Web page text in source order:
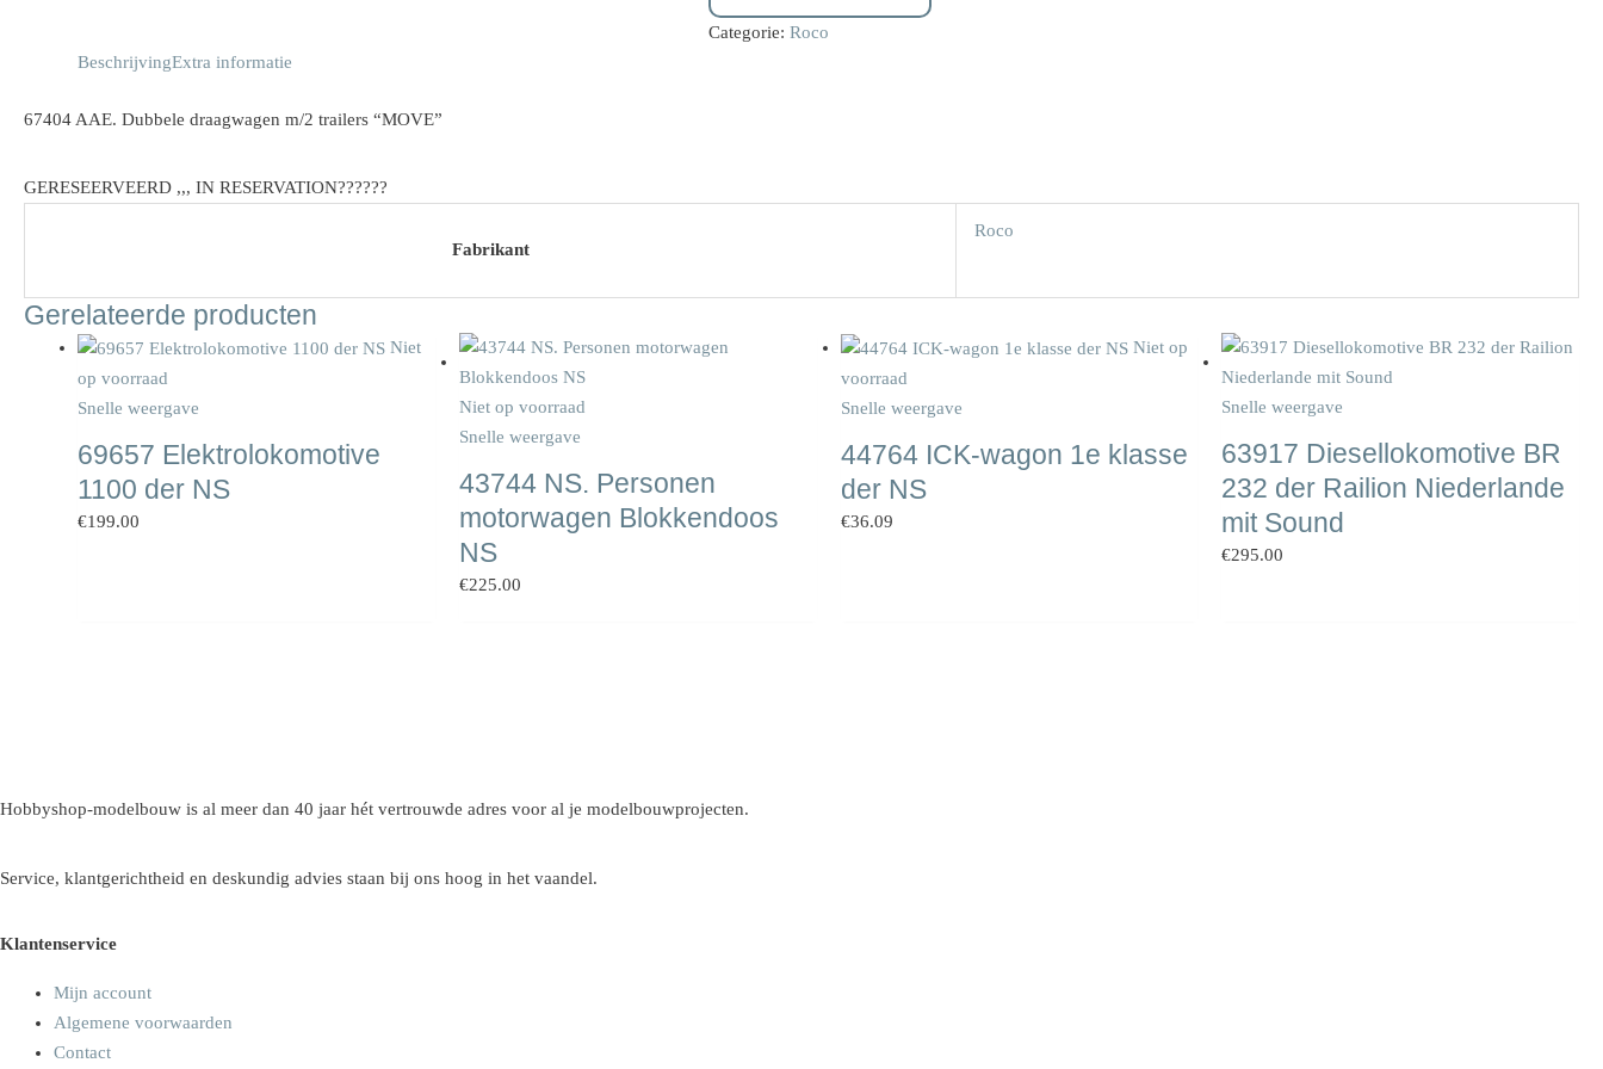
Categorie: Roco
BeschrijvingExtra informatie
67404 AAE. Dubbele draagwagen m/2 trailers “MOVE”
GERESEERVEERD ,,, IN RESERVATION??????
Fabrikant
Roco
Gerelateerde producten
Niet
op voorraad
Snelle weergave
69657 Elektrolokomotive
1100 der NS
€199.00
Niet op voorraad
Snelle weergave
43744 NS. Personen
motorwagen Blokkendoos
NS
€225.00
Niet op
voorraad
Snelle weergave
44764 ICK-wagon 1e klasse
der NS
€36.09
Snelle weergave
63917 Diesellokomotive BR
232 der Railion Niederlande
mit Sound
€295.00
Hobbyshop-modelbouw is al meer dan 40 jaar hét vertrouwde adres voor al je modelbouwprojecten.
Service, klantgerichtheid en deskundig advies staan bij ons hoog in het vaandel.
Klantenservice
Mijn account
Algemene voorwaarden
Contact